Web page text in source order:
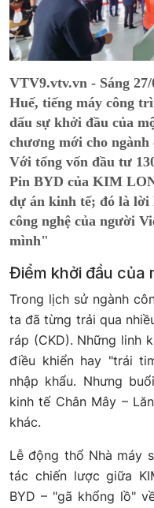
VTV9.vtv.vn - Sáng
Huế, tiếng máy công
dấu sự khởi đầu của
chương mới cho
Với tổng vốn đầu tư
Pin BYD của KIM
dự án kinh tế; đó là lời
công nghệ của người
mình"
Điểm khởi đầu của
Trong lịch sử ngành
ta đã từng trải qua
ráp (CKD). Những linh
điều khiển hay "trái
nhập khẩu. Nhưng
kinh tế Chân Mây –
khác.
Lễ động thổ Nhà máy
tác chiến lược giữa
BYD – "gã khổng lồ"